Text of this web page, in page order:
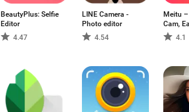
BeautyPlus: Selfie
Editor
4.47
LINE Camera -
Photo editor
4.54
Meitu
Cam,
Editor4.1